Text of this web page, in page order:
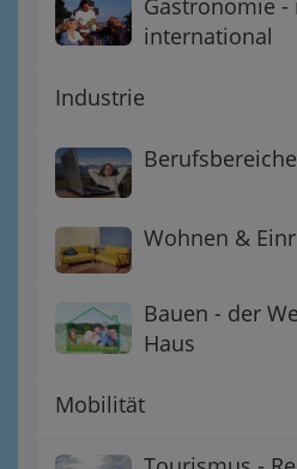
international
Industrie
Wohnen &
Bauen - der
Haus
Mobilität